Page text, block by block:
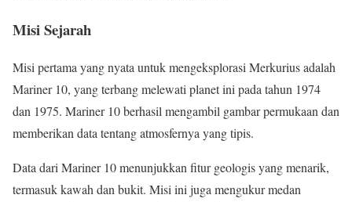
Misi Sejarah
Misi pertama yang nyata untuk mengeksplorasi Merkurius adalah
Mariner 10, yang terbang melewati planet ini pada tahun 1974
dan 1975. Mariner 10 berhasil mengambil gambar permukaan dan
memberikan data tentang atmosfernya yang tipis.
Data dari Mariner 10 menunjukkan fitur geologis yang menarik,
termasuk kawah dan bukit. Misi ini juga mengukur medan